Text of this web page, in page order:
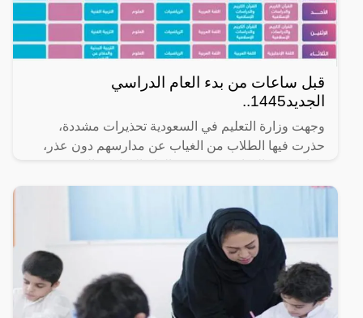
قبل ساعات من بدء العام الدراسي
الجديد1445..
وجهت وزارة التعليم في السعودية تحذيرات مشددة،
حذرت فيها الطلاب من الغياب عن مدارسهم دون عذر،
الذي من